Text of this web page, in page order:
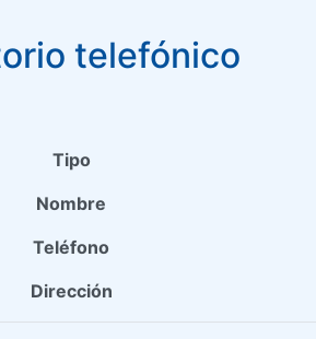
telefónico
Tipo
Nombre
Teléfono
Dirección